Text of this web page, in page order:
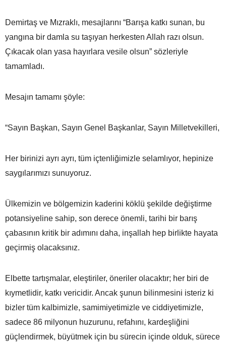
Demirtaş ve Mızraklı, mesajlarını “Barışa katkı sunan, bu
yangına bir damla su taşıyan herkesten Allah razı olsun.
Çıkacak olan yasa hayırlara vesile olsun” sözleriyle
tamamladı.
Mesajın tamamı şöyle:
“Sayın Başkan, Sayın Genel Başkanlar, Sayın Milletvekilleri,
Her birinizi ayrı ayrı, tüm içtenliğimizle selamlıyor, hepinize
saygılarımızı sunuyoruz.
Ülkemizin ve bölgemizin kaderini köklü şekilde değiştirme
potansiyeline sahip, son derece önemli, tarihi bir barış
çabasının kritik bir adımını daha, inşallah hep birlikte hayata
geçirmiş olacaksınız.
Elbette tartışmalar, eleştiriler, öneriler olacaktır; her biri de
kıymetlidir, katkı vericidir. Ancak şunun bilinmesini isteriz ki
bizler tüm kalbimizle, samimiyetimizle ve ciddiyetimizle,
sadece 86 milyonun huzurunu, refahını, kardeşliğini
güçlendirmek, büyütmek için bu sürecin içinde olduk, sürece